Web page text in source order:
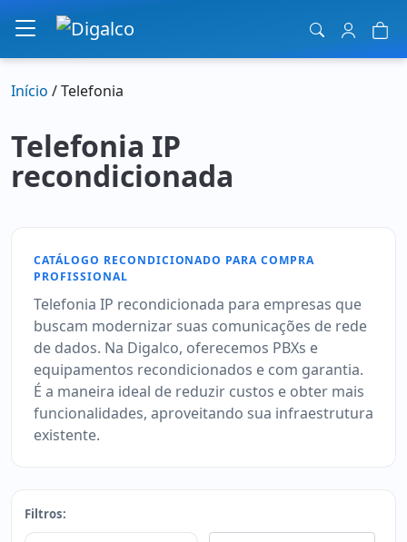
Navegação principal
Início / Telefonia
Telefonia IP
recondicionada
CATÁLOGO RECONDICIONADO PARA COMPRA
PROFISSIONAL
Telefonia IP recondicionada para empresas que
buscam modernizar suas comunicações de rede
de dados. Na Digalco, oferecemos PBXs e
equipamentos recondicionados e com garantia.
É a maneira ideal de reduzir custos e obter mais
funcionalidades, aproveitando sua infraestrutura
existente.
Filtros: